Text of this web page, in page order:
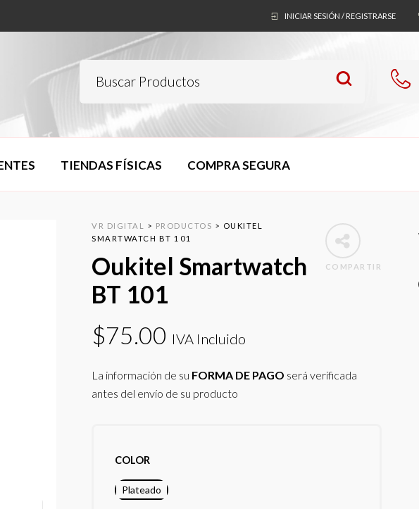
INICIAR SESIÓN / REGISTRARSE
TIENDAS FÍSICAS COMPRA SEGURA
COMPARTIR
VR DIGITAL > PRODUCTOS > OUKITEL
SMARTWATCH BT 101
Oukitel Smartwatch
BT 101
$75.00 IVA Incluido
La información de su FORMA DE PAGO será verificada
antes del envío de su producto
COLOR
Plateado